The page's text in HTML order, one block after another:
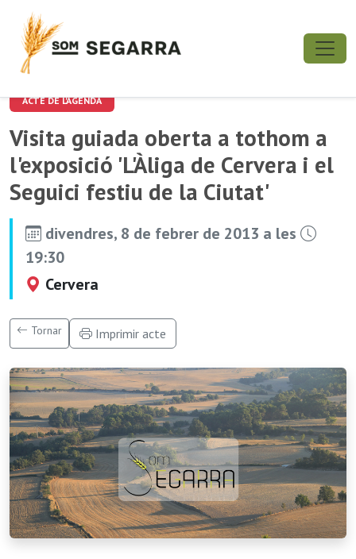
ACTE DE L'AGENDA
Visita guiada oberta a tothom a
l'exposició 'L'Àliga de Cervera i el
Seguici festiu de la Ciutat'
divendres, 8 de febrer de 2013 a les
19:30
Cervera
Tornar Imprimir acte